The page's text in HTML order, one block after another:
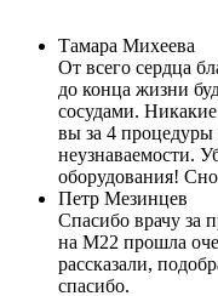
Тамара Михеева
От всего сердца
до конца жизни
сосудами.
вы за 4
неузнаваемости.
оборудования!
Петр Мезинцев
Спасибо врачу за
на М22 прошла
рассказали,
спасибо.